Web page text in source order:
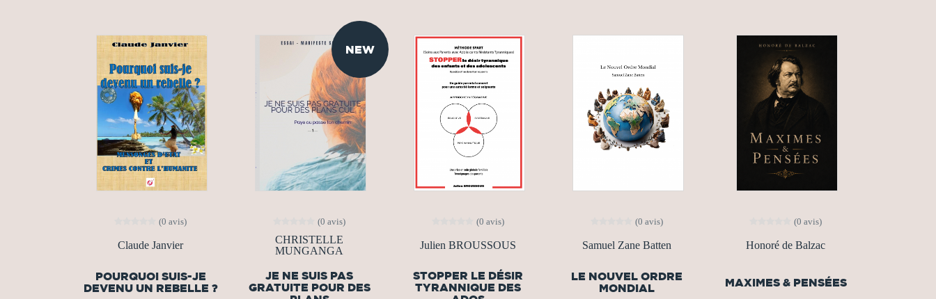
(0 avis)
Claude Janvier
POURQUOI SUIS-JE
DEVENU UN REBELLE ?
NEW
(0 avis)
CHRISTELLE
MUNGANGA
JE NE SUIS PAS
GRATUITE POUR DES
(0 avis)
Julien BROUSSOUS
STOPPER LE DÉSIR
TYRANNIQUE DES
(0 avis)
Samuel Zane Batten
LE NOUVEL ORDRE
MONDIAL
(0 avis)
Honoré de Balzac
MAXIMES & PENSÉES